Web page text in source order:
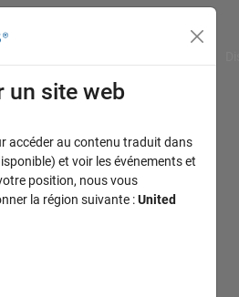
un site web
accéder au contenu traduit dans
et voir les événements et
position, nous vous
la région suivante :United